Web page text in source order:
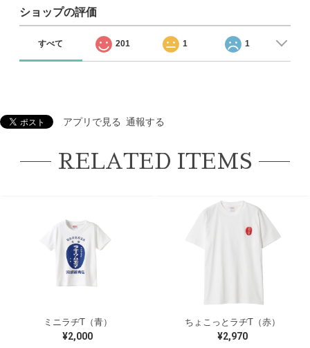
ショップの評価
すべて 201 1 1
アプリで見る 通報する
RELATED ITEMS
ミニラヂT（青）
¥2,000
ちょこっとラヂT（赤）
¥2,970